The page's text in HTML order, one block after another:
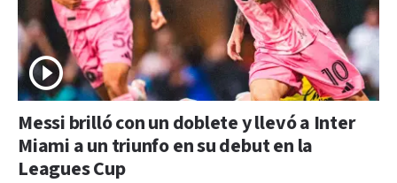
Messi brilló con un doblete y llevó a Inter
Miami a un triunfo en su debut en la
Leagues Cup